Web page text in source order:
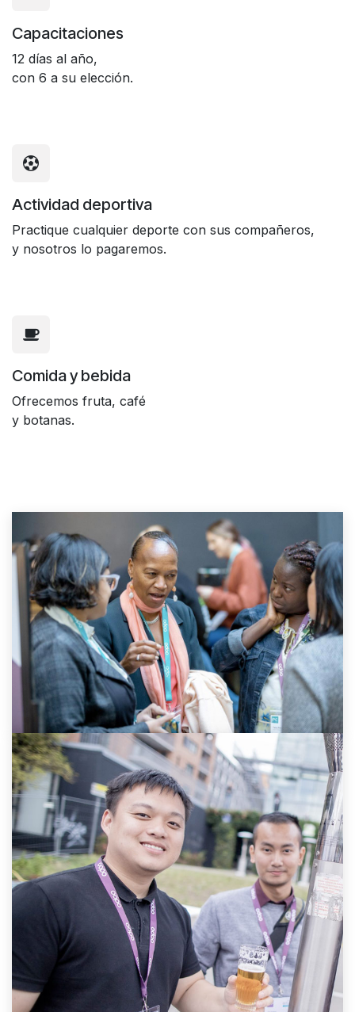
Capacitaciones
12 días al año,
con 6 a su elección.
Actividad deportiva
Practique cualquier deporte con sus compañeros,
y nosotros lo pagaremos.
Comida y bebida
Ofrecemos fruta, café
y botanas.